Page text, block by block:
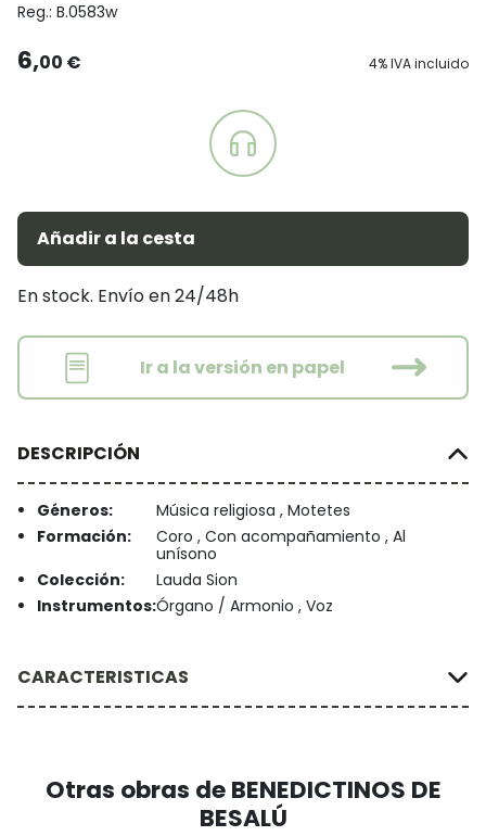
Reg.: B.0583w
6,00 € 4% IVA incluido
Añadir a la cesta
En stock. Envío en 24/48h
Ir a la versión en papel
DESCRIPCIÓN
Géneros:
Música religiosa , Motetes
Formación:
Coro , Con acompañamiento , Al
unísono
Colección:
Lauda Sion
Instrumentos:Órgano / Armonio , Voz
CARACTERISTICAS
Otras obras de BENEDICTINOS DE
BESALÚ